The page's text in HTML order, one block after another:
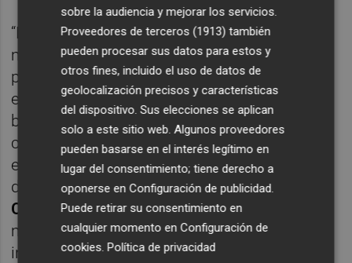
“El desarrollo de una plataforma
multibiométrica es una evolución natural
para FacePhi, tanto por nuestra experiencia
en el diseño de distintas soluciones
biométricas para la verificación de identidad
como por el cambio que nuestra sociedad
está viviendo en su relación con el entorno
digital”, explicaJavier Mira, presidente y
CEO de FacePhi. "En un mundo cada vez
más digitalizado, las personas necesitan
interactuar con las empresas y las
sobre la audiencia y mejorar los servicios.
Proveedores de terceros (1913) también
pueden procesar sus datos para estos y
otros fines, incluido el uso de datos de
geolocalización precisos y características
del dispositivo. Sus elecciones se aplican
solo a este sitio web. Algunos proveedores
pueden basarse en el interés legítimo en
lugar del consentimiento; tiene derecho a
oponerse enConfiguración de publicidad.
Puede retirar su consentimiento en
cualquier momento enConfiguración de
cookies.Política de privacidad